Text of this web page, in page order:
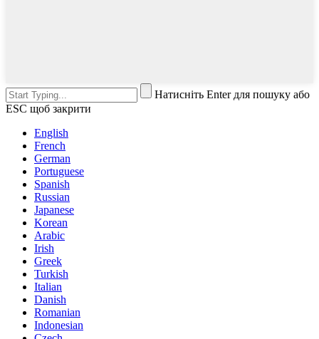
Натисніть Enter для пошуку або
ESC щоб закрити
English
French
German
Portuguese
Spanish
Russian
Japanese
Korean
Arabic
Irish
Greek
Turkish
Italian
Danish
Romanian
Indonesian